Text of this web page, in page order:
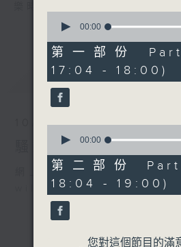
最新 LATEST
10/08/2026
騷動音樂
網上直播完畢稍後提供
will be available after
Kare 孫詠嵐 - 愛麗
Regent 林暐竣 -
.
1800 〈音樂大秘寶
彬臣の秘寶：黎明 -
着了 Remix
波盛の秘寶：
假期
.
1830
〈EDM Friday Mix
Summer Breaks
MXV - New Moon
yehno - Distant
seconds
47
minutes,
30
seconds
00:00
第一部份
17:04 - 18:00)
seconds
50
minutes,
12
seconds
00:00
第二部份
18:04 - 19:00)
您對這個節目的滿